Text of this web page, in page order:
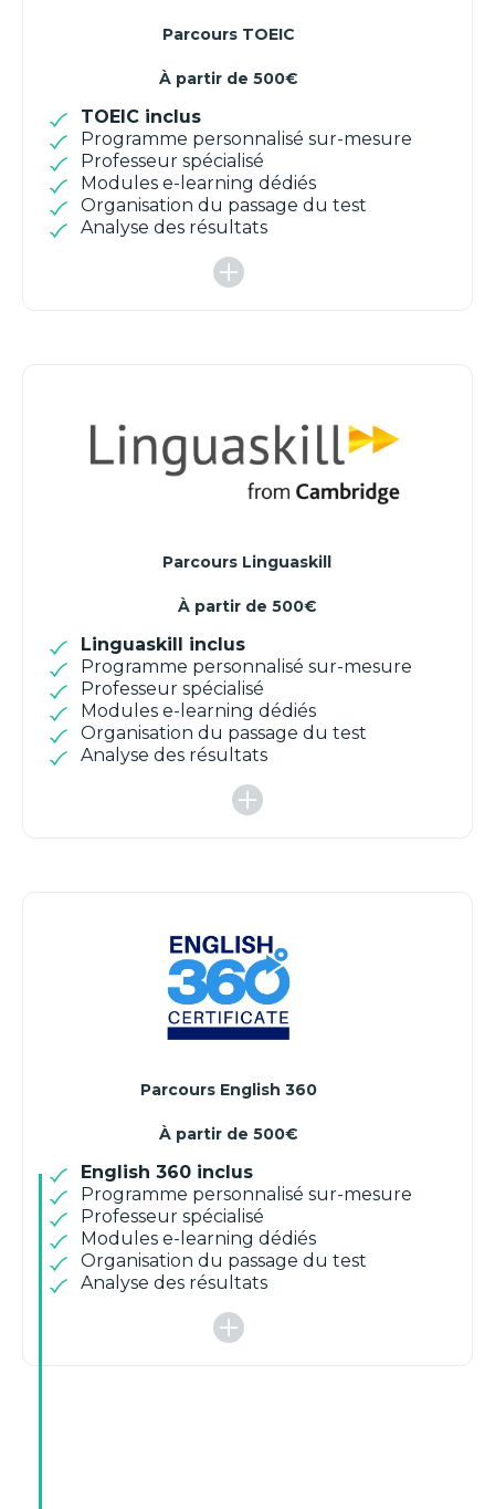
Parcours TOEIC
À partir de 500€
TOEIC inclus
Programme personnalisé sur-mesure
Professeur spécialisé
Modules e-learning dédiés
Organisation du passage du test
Analyse des résultats
Parcours Linguaskill
À partir de 500€
Linguaskill inclus
Programme personnalisé sur-mesure
Professeur spécialisé
Modules e-learning dédiés
Organisation du passage du test
Analyse des résultats
Parcours English 360
À partir de 500€
English 360 inclus
Programme personnalisé sur-mesure
Professeur spécialisé
Modules e-learning dédiés
Organisation du passage du test
Analyse des résultats